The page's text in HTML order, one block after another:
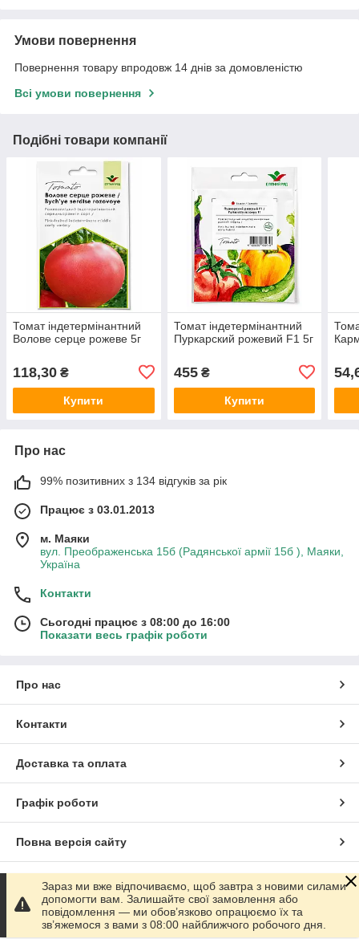
Умови повернення
Повернення товару впродовж 14 днів за домовленістю
Всі умови повернення
Подібні товари компанії
Томат індетермінантний
Волове серце рожеве 5г
118,30 ₴
Купити
Томат індетермінантний
Пуркарский рожевий F1 5г
455₴
Купити
Про нас
99% позитивних з 134 відгуків за рік
Працює з 03.01.2013
м. Маяки
вул. Преображенська 15б (Радянської армії 15б ), Маяки,
Україна
Контакти
Сьогодні працює з 08:00 до 16:00
Показати весь графік роботи
Про нас
Контакти
Доставка та оплата
Графік роботи
Повна версія сайту
Сайт створено на маркетплейсі Prom.ua
Політика конфіденційності
Зараз ми вже відпочиваємо, щоб завтра з новими силами
допомогти вам. Залишайте свої замовлення або
повідомлення — ми обов’язково опрацюємо їх та
зв’яжемося з вами з 08:00 найближчого робочого дня.